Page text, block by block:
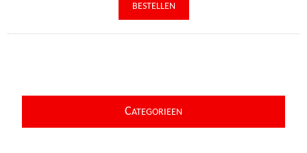
CATEGORIEEN